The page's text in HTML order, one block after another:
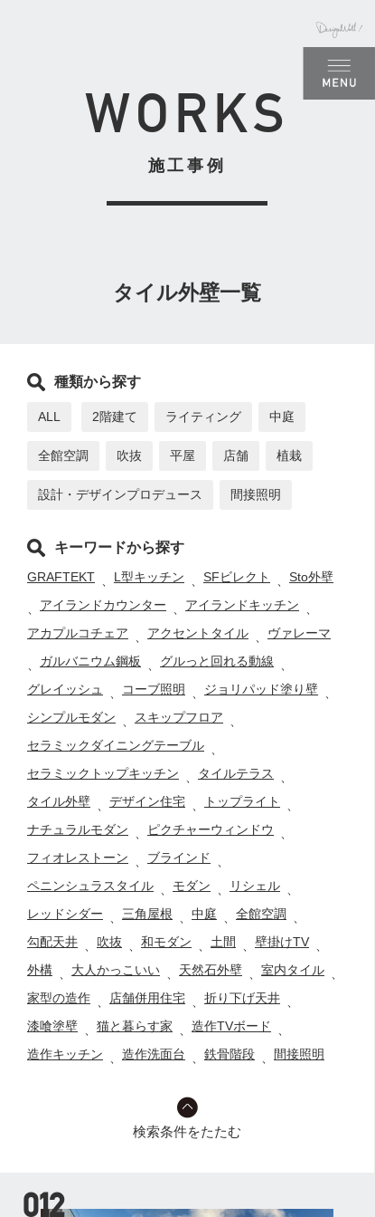
WORKS
施工事例
タイル外壁一覧
種類から探す
ALL 2階建て ライティング 中庭
全館空調 吹抜 平屋 店舗 植栽
設計・デザインプロデュース 間接照明
キーワードから探す
GRAFTEKT 、 L型キッチン 、 SFビレクト 、 Sto外壁
、 アイランドカウンター 、 アイランドキッチン 、
アカプルコチェア 、 アクセントタイル 、 ヴァレーマ
、 ガルバニウム鋼板 、 グルっと回れる動線 、
グレイッシュ
、 コーブ照明 、 ジョリパッド塗り壁 、
シンプルモダン 、 スキップフロア 、
セラミックダイニングテーブル 、
セラミックトップキッチン 、 タイルテラス
、
タイル外壁 、 デザイン住宅 、 トップライト
、
ナチュラルモダン 、 ピクチャーウィンドウ
、
フィオレストーン 、 ブラインド
、
ペニンシュラスタイル 、 モダン 、 リシェル 、
レッドシダー 、 三角屋根 、 中庭 、 全館空調
、
勾配天井 、 吹抜 、 和モダン 、 土間 、 壁掛けTV 、
外構 、 大人かっこいい 、 天然石外壁 、 室内タイル 、
家型の造作 、 店舗併用住宅 、 折り下げ天井 、
漆喰塗壁 、 猫と暮らす家 、 造作TVボード
、
造作キッチン 、 造作洗面台 、 鉄骨階段 、 間接照明
検索条件をたたむ
012